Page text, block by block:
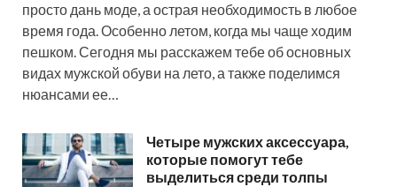
просто дань моде, а острая необходимость в любое
время года. Особенно летом, когда мы чаще ходим
пешком. Сегодня мы расскажем тебе об основных
видах мужской обуви на лето, а также поделимся
нюансами ее…
Четыре мужских аксессуара,
которые помогут тебе
выделиться среди толпы